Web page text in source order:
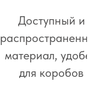
Доступный и
материал, удобен
для коробов